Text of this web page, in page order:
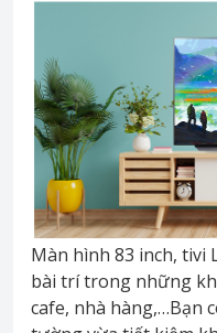
Màn hình 83 inch, tivi
bài trí trong những
cafe, nhà hàng,…Bạn